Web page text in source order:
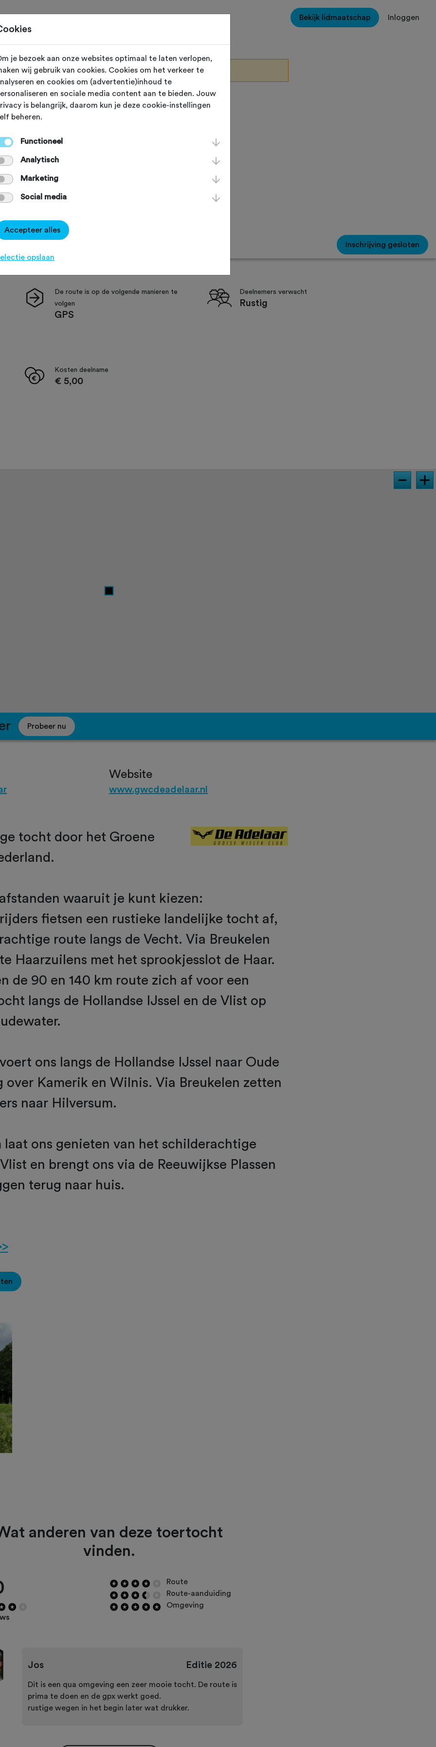
Bekijk lidmaatschap Inloggen
plaatsgevonden op 31-5-2026.
Hilversum (Noord Holland)
Harttocht
Agenda
Inschrijving gesloten
De route is op de volgende manieren te
volgen
GPS
Deelnemers verwacht
Rustig
Kosten deelname
€ 5,00
Probeer nu
Website
www.gwcdeadelaar.nl
tocht door het Groene
waaruit je kunt kiezen:
fietsen een rustieke landelijke tocht af,
route langs de Vecht. Via Breukelen
Haarzuilens met het sprookjesslot de Haar.
de 90 en 140 km route zich af voor een
langs de Hollandse IJssel en de Vlist op
ons langs de Hollandse IJssel naar Oude
over Kamerik en Wilnis. Via Breukelen zetten
naar Hilversum.
laat ons genieten van het schilderachtige
en brengt ons via de Reeuwijkse Plassen
terug naar huis.
anderen van deze toertocht
vinden.
Route
Route-aanduiding
Omgeving
Jos Editie2026
Dit is een qua omgeving een zeer mooie tocht. De route is
prima te doen en de gpx werkt goed.
rustige wegen in het begin later wat drukker.
je bezoek aan onze websites optimaal te laten verlopen,
wij gebruik van cookies. Cookies om het verkeer te
en cookies om (advertentie)inhoud te
en sociale media content aan te bieden. Jouw
is belangrijk, daarom kun je deze cookie-instellingen
beheren.
Functioneel
Analytisch
Marketing
Social media
Accepteer alles
opslaan